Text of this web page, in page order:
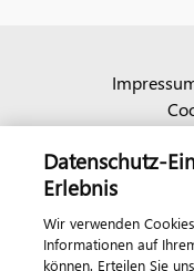
Datenschutz-
Erlebnis
Wir verwenden
Informationen auf
können. Erteilen Sie